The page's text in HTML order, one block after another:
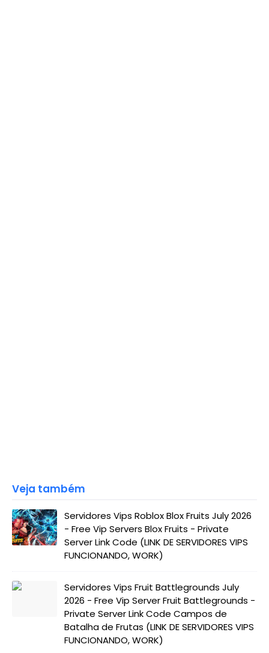
Veja também
Servidores Vips Roblox Blox Fruits July 2026
- Free Vip Servers Blox Fruits - Private
Server Link Code (LINK DE SERVIDORES VIPS
FUNCIONANDO, WORK)
Servidores Vips Fruit Battlegrounds July
2026 - Free Vip Server Fruit Battlegrounds -
Private Server Link Code Campos de
Batalha de Frutas (LINK DE SERVIDORES VIPS
FUNCIONANDO, WORK)